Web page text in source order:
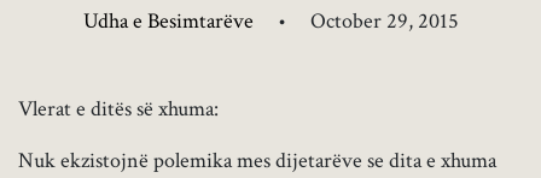
Udha e Besimtarëve • October 29, 2015
Vlerat e ditës së xhuma:
Nuk ekzistojnë polemika mes dijetarëve se dita e xhuma